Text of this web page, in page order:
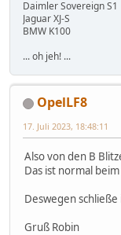
Daimler Sovereign S1
Jaguar XJ-S
BMW K100
... oh jeh! ...
OpelLF8
17. Juli 2023, 18:48:11
Also von den B
Das ist normal
Deswegen schließe
Gruß Robin